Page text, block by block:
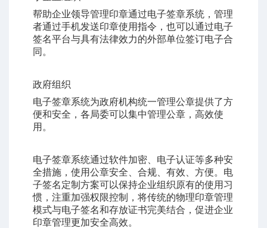
帮助企业领导管理印章通过电子签章系统，管理
者通过手机发送印章使用指令，也可以通过电子
签名平台与具有法律效力的外部单位签订电子合
同。
政府组织
电子签章系统为政府机构统一管理公章提供了方
便和安全，各局委可以集中管理公章，高效使
用。
电子签章系统通过软件加密、电子认证等多种安
全措施，使用公章安全、合规、有效、方便。电
子签名定制方案可以保持企业组织原有的使用习
惯，注重加强权限控制，将传统的物理印章管理
模式与电子签名和存放证书完美结合，促进企业
印章管理更加安全高效。